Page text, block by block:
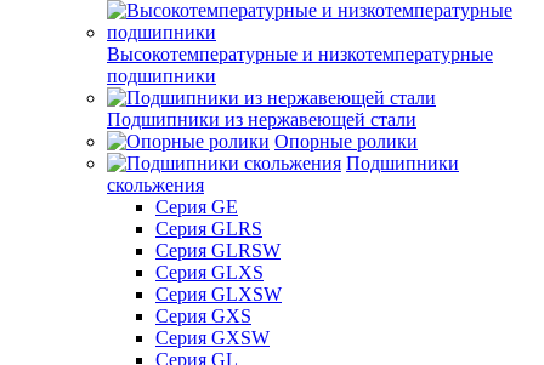
Высокотемпературные и низкотемпературные
подшипники
Подшипники из нержавеющей стали
Опорные ролики
Подшипники
скольжения
Серия GE
Серия GLRS
Серия GLRSW
Серия GLXS
Серия GLXSW
Серия GXS
Серия GXSW
Серия GL